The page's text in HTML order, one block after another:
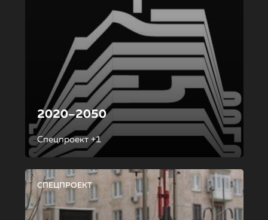
2020–2050
Спецпроект +1
СПЕЦПРОЕКТ